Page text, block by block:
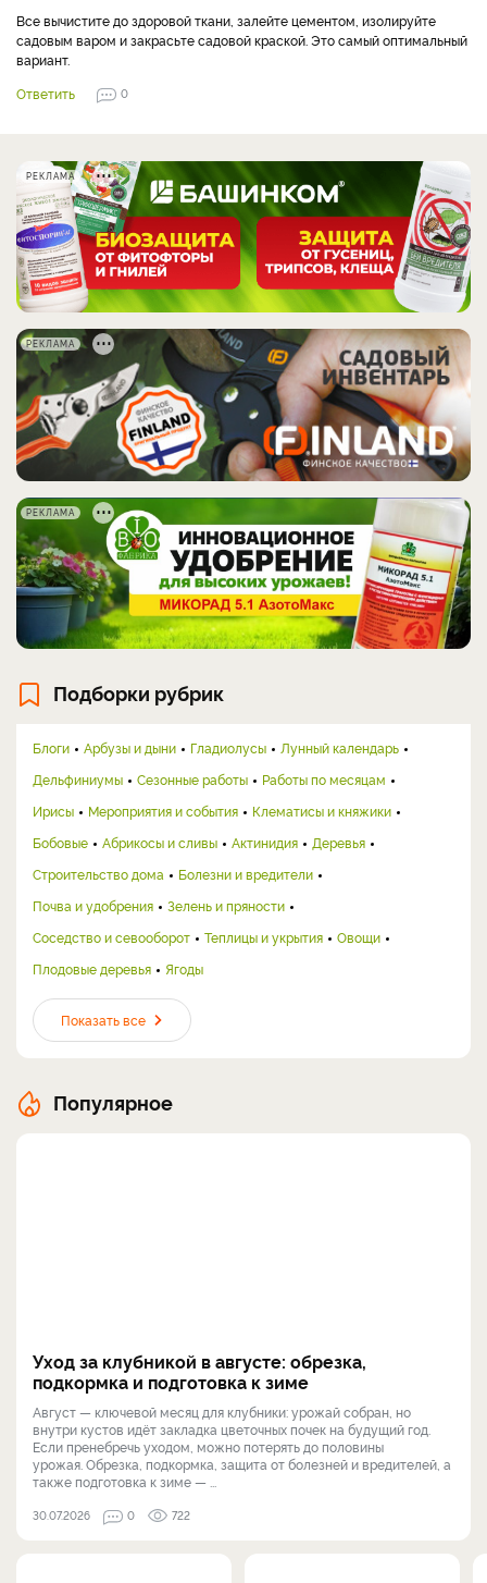
Все вычистите до здоровой ткани, залейте цементом, изолируйте
садовым варом и закрасьте садовой краской. Это самый оптимальный
вариант.
Ответить
0
РЕКЛАМА
РЕКЛАМА
РЕКЛАМА
Подборки рубрик
Блоги Арбузы и дыни Гладиолусы
Лунный календарь
Дельфиниумы
Сезонные работы
Работы по месяцам
Ирисы
Мероприятия и события
Клематисы и княжики
Бобовые
Абрикосы и сливы Актинидия
Деревья
Строительство дома
Болезни и вредители
Почва и удобрения
Зелень и пряности
Соседство и севооборот
Теплицы и укрытия
Овощи
Плодовые деревья
Ягоды
Показать все
Популярное
Уход за клубникой в августе: обрезка,
подкормка и подготовка к зиме
Август — ключевой месяц для клубники: урожай собран, но
внутри кустов идёт закладка цветочных почек на будущий год.
Если пренебречь уходом, можно потерять до половины
урожая. Обрезка, подкормка, защита от болезней и вредителей, а
также подготовка к зиме — ...
30.07.2026 0 722